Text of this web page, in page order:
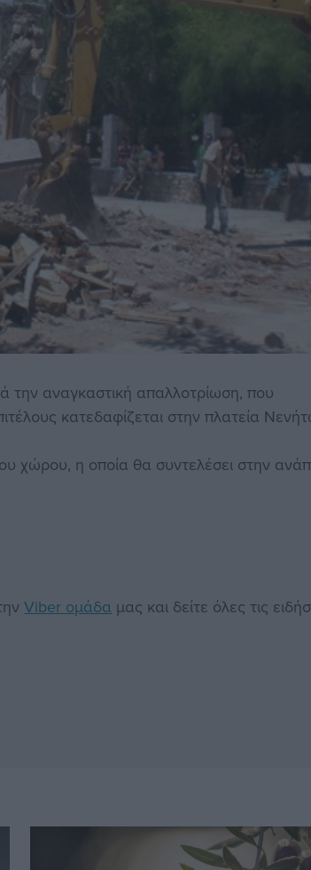
την αναγκαστική απαλλοτρίωση, που
κατεδαφίζεται στην πλατεία
χώρου, η οποία θα συντελέσει στην
Viber ομάδα μας και δείτε όλες τις